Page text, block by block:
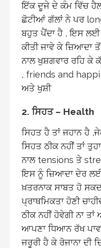
ਇੱਕ ਦੂਜੇ ਦੇ ਕੰਮ ਵਿੱਚ
ਛੋਟੀਆਂ ਗੱਲਾਂ ਨੇ ਪਰ
ਬਹੁਤ ਪੈਂਦਾ ਹੈ , ਇਸ
ਕੀਤੀ ਜਾਵੇ ਕੇ
ਨਾਲ ਖੁਸ਼ਗਵਾਰ ਰਹਿ ਕੇ
, friends and
ਅਤੇ ਖੁਸ਼ੀ
2. ਸਿਹਤ – Health
ਸਿਹਤ ਹੈ ਤਾਂ ਜਹਾਨ ਹੈ
ਸਿਹਤ ਠੀਕ ਨਹੀਂ ਤਾਂ
ਨਾਲ tensions ਤੇ
ਇਸ ਨੂੰ ਜ਼ਿਆਦਾ ਦੇਰ
ਖ਼ਤਰਨਾਕ ਸਾਬਤ ਹੋ
ਪ੍ਰਾਥਮਿਕਤਾ ਹੋਣੀ
ਠੀਕ ਨਹੀਂ ਹੋਵੇਗੀ ਨਾ
ਆਪਣਾ ਧਿਆਨ ਰੱਖ
ਜਰੂਰੀ ਹੈ ਕੇ ਰੋਜਾਨਾ ਦੀ